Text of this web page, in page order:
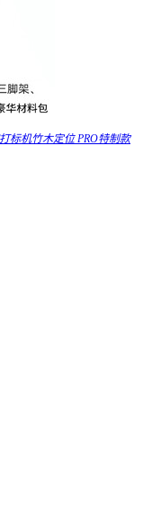
标机竹木定位 PRO特制款